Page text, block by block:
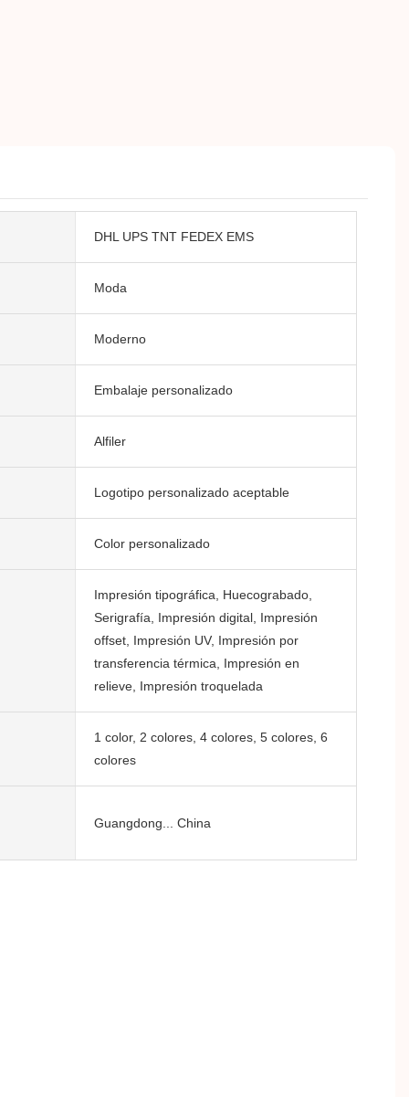
DHL UPS TNT FEDEX EMS
Moda
Moderno
Embalaje personalizado
Alfiler
Logotipo personalizado aceptable
Color personalizado
Impresión tipográfica, Huecograbado,
Serigrafía, Impresión digital, Impresión
offset, Impresión UV, Impresión por
transferencia térmica, Impresión en
relieve, Impresión troquelada
1 color, 2 colores, 4 colores, 5 colores, 6
colores
Guangdong... China